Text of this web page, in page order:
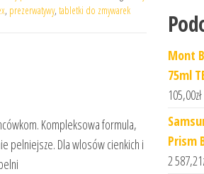
, prezerwatywy, tabletki do zmywarek
Kompleksowa formula,
pelniejsze. Dla wlosów cienkich i
Mont
75ml
105,00zł
Prism
2 587,21